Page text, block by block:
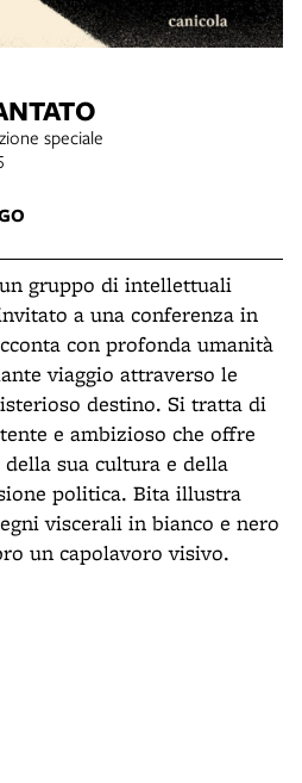
speciale
gruppo di intellettuali
a una conferenza in
con profonda umanità
viaggio attraverso le
destino. Si tratta di
e ambizioso che offre
sua cultura e della
politica. Bita illustra
viscerali in bianco e nero
un capolavoro visivo.